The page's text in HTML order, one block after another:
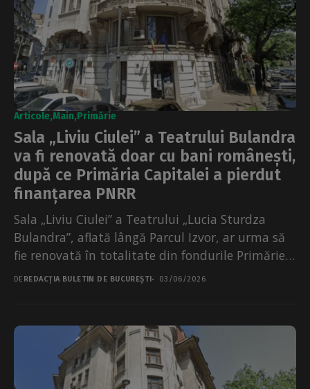
Articole Main Primărie
Sala „Liviu Ciulei” a Teatrului Bulandra
va fi renovată doar cu bani românești,
după ce Primăria Capitalei a pierdut
finanțarea PNRR
Sala „Liviu Ciulei” a Teatrului „Lucia Sturdza
Bulandra”, aflată lângă Parcul Izvor, ar urma să
fie renovată în totalitate din fondurile Primăriei
Capitalei...
DE REDACȚIA BULETIN DE BUCUREȘTI 03/06/2026